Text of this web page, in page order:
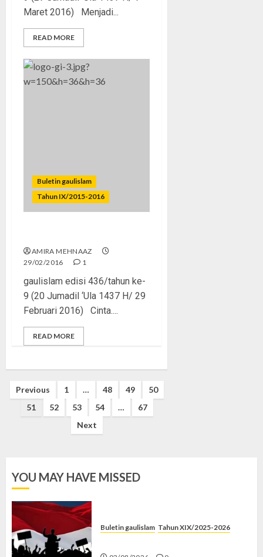
Maret 2016) Menjadi...
READ MORE
Buletin gaulislam
Tahun IX/2015-2016
AMIRA MEHNAAZ
29/02/2016
1
gaulislam edisi 436/tahun ke-
9 (20 Jumadil ‘Ula 1437 H/ 29
Februari 2016) Cinta....
READ MORE
Posts
pagination
Previous 1 … 48 49
50
51
52 53 54 …
67
Next
YOU MAY HAVE MISSED
Buletin gaulislam Tahun XIX/2025-2026